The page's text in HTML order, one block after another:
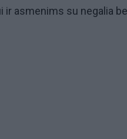
ir asmenims su negalia